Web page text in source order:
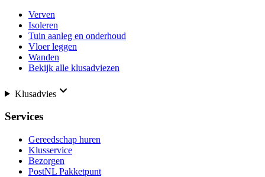
Verven
Isoleren
Tuin aanleg en onderhoud
Vloer leggen
Wanden
Bekijk alle klusadviezen
Klusadvies
Services
Gereedschap huren
Klusservice
Bezorgen
PostNL Pakketpunt